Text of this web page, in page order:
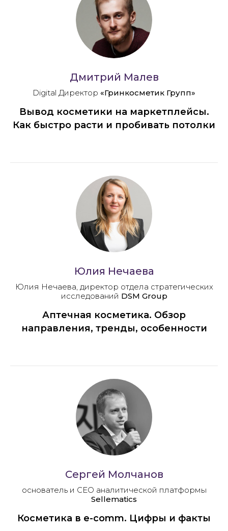
Дмитрий Малев
Digital Директор «Гринкосметик Групп»
Вывод косметики на маркетплейсы.
Как быстро расти и пробивать потолки
Юлия Нечаева
Юлия Нечаева, директор отдела стратегических
исследований DSM Group
Аптечная косметика. Обзор
направления, тренды, особенности
Сергей Молчанов
основатель и CEO аналитической платформы
Sellematics
Косметика в e-comm. Цифры и факты